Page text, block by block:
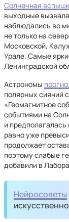
Солнечная
выходные
наблюдались во
не только на
Московской,
Урале. Самые
Ленинградской
Астрономы
полярных сияний
«Геомагнитное
событиями на
и
равно уже
продолжает
поэтому слабые
добавили в
Нейросоветы